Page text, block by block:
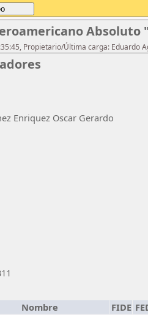
Absoluto
Propietario/Última carga: Eduardo
Enriquez Oscar Gerardo
Nombre FIDE